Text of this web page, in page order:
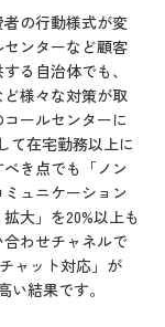
の行動様式が変
ンターなど顧客
る自治体でも、
様々な対策が取
ールセンターに
て在宅勤務以上に
き点でも「ノン
ュニケーション
大」を20%以上も
わせチャネルで
ャット対応」が
い結果です。